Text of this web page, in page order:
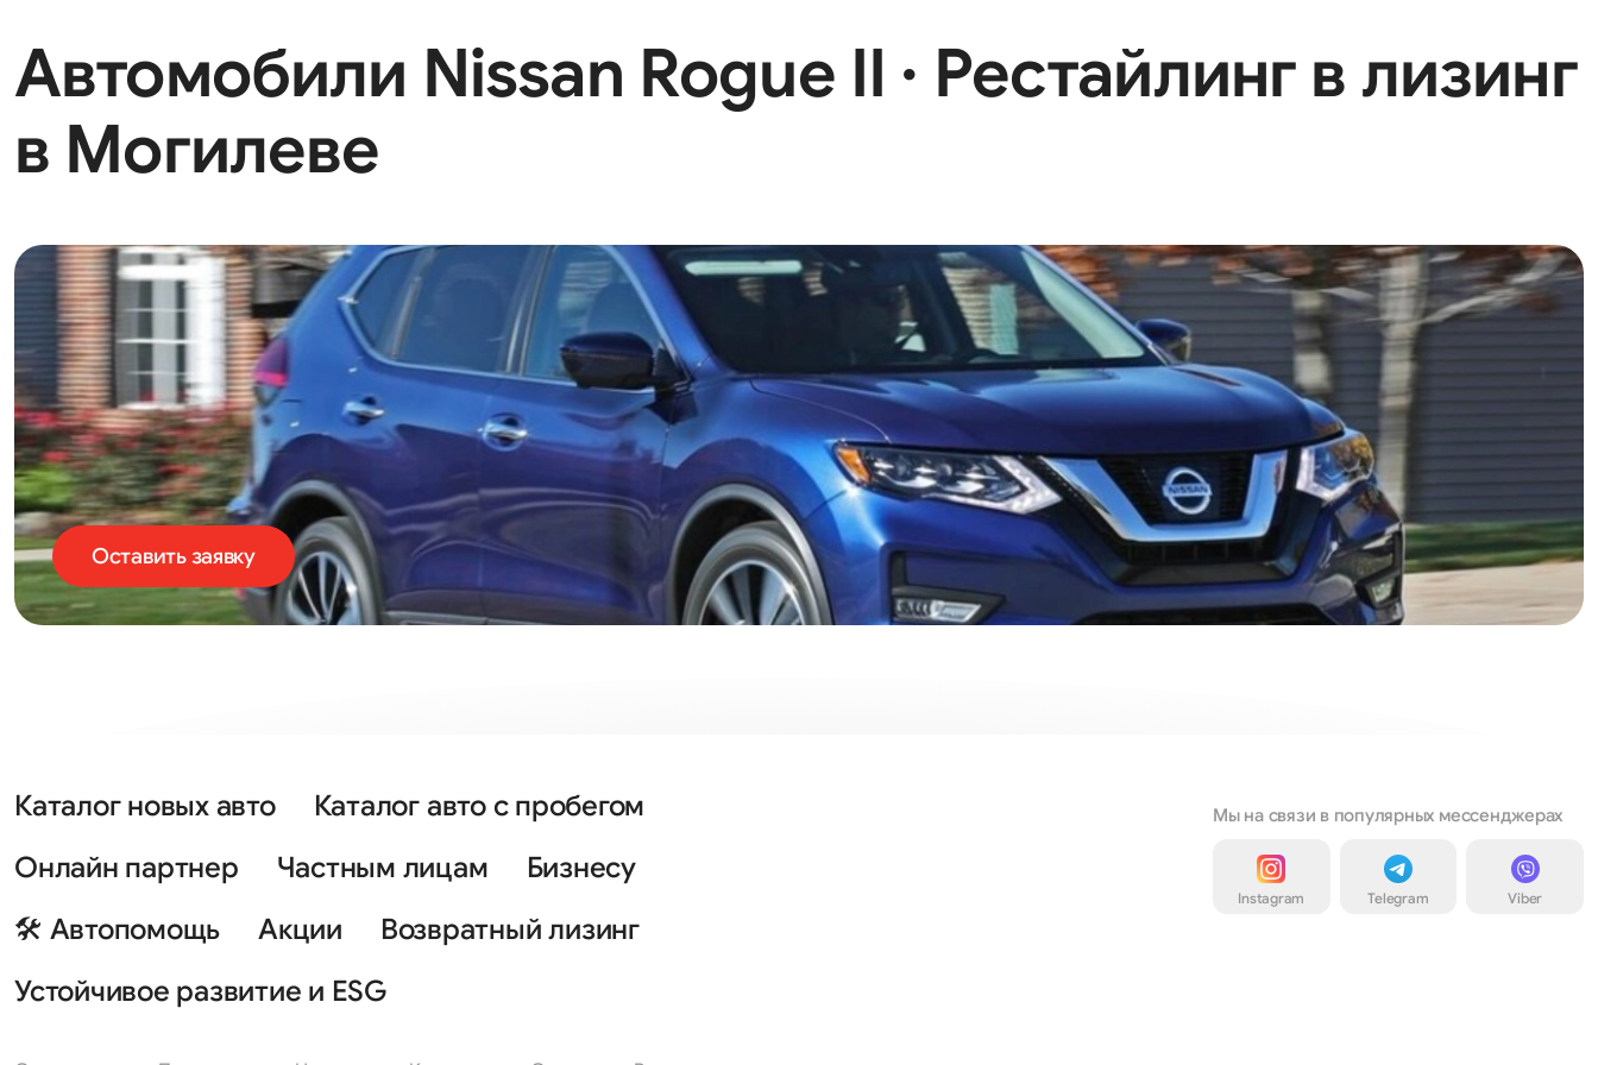
Автомобили Nissan Rogue II · Рестайлинг в лизинг
в Могилеве
Оставить заявку
Каталог новых авто
Каталог авто с пробегом
Онлайн партнер
Частным лицам
Бизнесу
🛠 Автопомощь
Акции
Возвратный лизинг
Устойчивое развитие и ESG
Мы на связи в популярных мессенджерах
Instagram Telegram Viber